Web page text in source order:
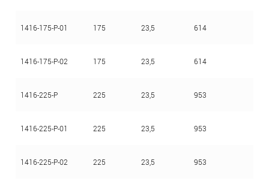
1416-175-Р-01 175 23,5 614
1416-175-Р-02 175 23,5 614
1416-225-Р 225 23,5 953
1416-225-Р-01 225 23,5 953
1416-225-Р-02 225 23,5 953